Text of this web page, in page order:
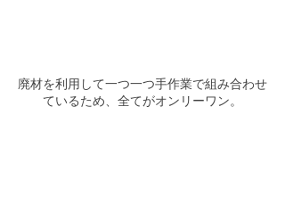
廃材を利用して一つ一つ手作業で組み合わせ
ているため、全てがオンリーワン。